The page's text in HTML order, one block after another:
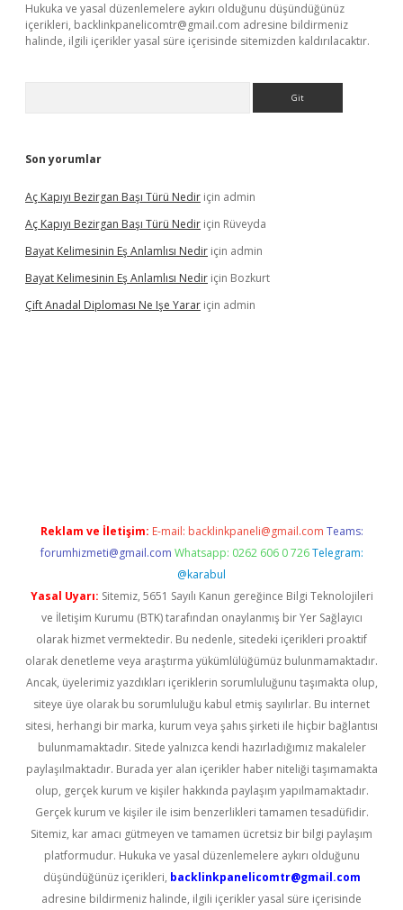
Hukuka ve yasal düzenlemelere aykırı olduğunu düşündüğünüz
içerikleri, backlinkpanelicomtr@gmail.com adresine bildirmeniz
halinde, ilgili içerikler yasal süre içerisinde sitemizden kaldırılacaktır.
Son yorumlar
Aç Kapıyı Bezirgan Başı Türü Nedir için admin
Aç Kapıyı Bezirgan Başı Türü Nedir için Rüveyda
Bayat Kelimesinin Eş Anlamlısı Nedir için admin
Bayat Kelimesinin Eş Anlamlısı Nedir için Bozkurt
Çift Anadal Diploması Ne Işe Yarar için admin
Reklam ve İletişim: E-mail: backlinkpaneli@gmail.com Teams:
forumhizmeti@gmail.com Whatsapp: 0262 606 0 726 Telegram:
@karabul
Yasal Uyarı: Sitemiz, 5651 Sayılı Kanun gereğince Bilgi Teknolojileri
ve İletişim Kurumu (BTK) tarafından onaylanmış bir Yer Sağlayıcı
olarak hizmet vermektedir. Bu nedenle, sitedeki içerikleri proaktif
olarak denetleme veya araştırma yükümlülüğümüz bulunmamaktadır.
Ancak, üyelerimiz yazdıkları içeriklerin sorumluluğunu taşımakta olup,
siteye üye olarak bu sorumluluğu kabul etmiş sayılırlar. Bu internet
sitesi, herhangi bir marka, kurum veya şahıs şirketi ile hiçbir bağlantısı
bulunmamaktadır. Sitede yalnızca kendi hazırladığımız makaleler
paylaşılmaktadır. Burada yer alan içerikler haber niteliği taşımamakta
olup, gerçek kurum ve kişiler hakkında paylaşım yapılmamaktadır.
Gerçek kurum ve kişiler ile isim benzerlikleri tamamen tesadüfidir.
Sitemiz, kar amacı gütmeyen ve tamamen ücretsiz bir bilgi paylaşım
platformudur. Hukuka ve yasal düzenlemelere aykırı olduğunu
düşündüğünüz içerikleri, backlinkpanelicomtr@gmail.com
adresine bildirmeniz halinde, ilgili içerikler yasal süre içerisinde